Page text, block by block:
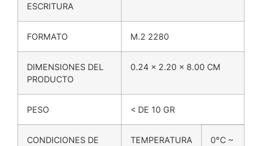
ESCRITURA
FORMATO M.2 2280
DIMENSIONES DEL
PRODUCTO
0.24 x 2.20 x 8.00 CM
PESO < DE 10 GR
CONDICIONES DE
TEMPERATURA
0°C ~